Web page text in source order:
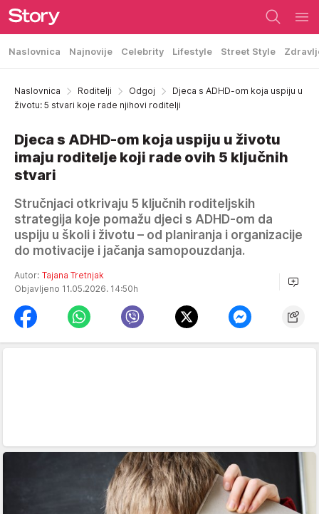
Naslovnica Najnovije Celebrity Lifestyle Street Style
Naslovnica Roditelji Odgoj
Djeca s ADHD-om koja uspiju u
životu: 5 stvari koje rade njihovi roditelji
Djeca s ADHD-om koja uspiju u životu
imaju roditelje koji rade ovih 5 ključnih
stvari
Stručnjaci otkrivaju 5 ključnih roditeljskih
strategija koje pomažu djeci s ADHD-om da
uspiju u školi i životu – od planiranja i organizacije
do motivacije i jačanja samopouzdanja.
Autor: Tajana Tretnjak
Objavljeno 11.05.2026. 14:50h